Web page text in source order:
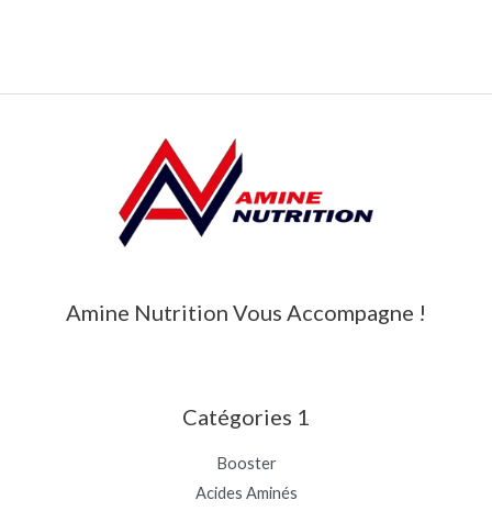
Amine Nutrition Vous Accompagne !
Catégories 1
Booster
Acides Aminés